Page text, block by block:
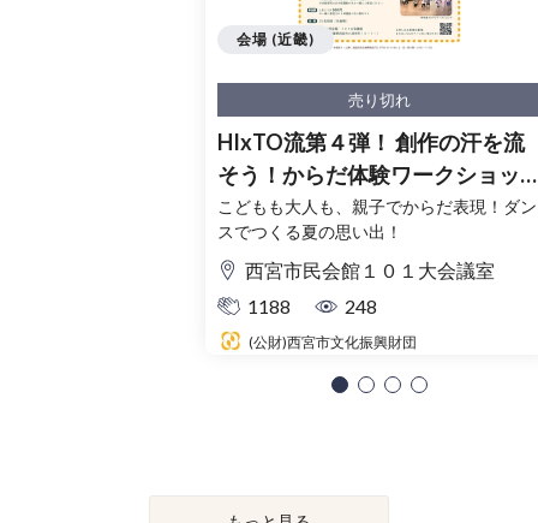
売り切れ
HIxTO流第４弾！ 創作の汗を流
そう！からだ体験ワークショッ
プ！
こどもも大人も、親子でからだ表現！ダン
スでつくる夏の思い出！
西宮市民会館１０１大会議室
1188
248
(公財)西宮市文化振興財団
会場 (近畿)